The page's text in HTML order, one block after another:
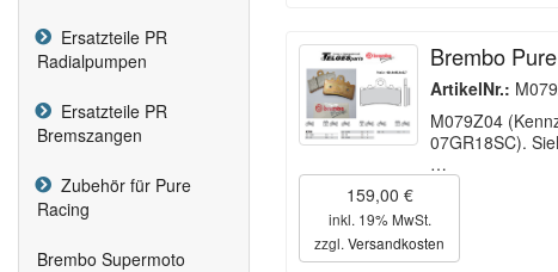
Brembo
ArtikelNr.:
M079Z04
07GR18SC).
…
159,00 €
inkl. 19% MwSt.
zzgl. Versandkosten
Ersatzteile PR
Radialpumpen
Ersatzteile PR
Bremszangen
Zubehör für Pure
Racing
Brembo Supermoto